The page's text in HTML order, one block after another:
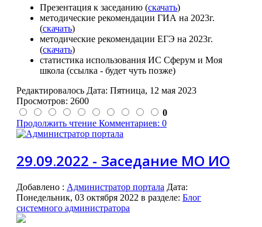
Презентация к заседанию (скачать)
методические рекомендации ГИА на 2023г.
(скачать)
методические рекомендации ЕГЭ на 2023г.
(скачать)
статистика использования ИС Сферум и Моя
школа (ссылка - будет чуть позже)
Редактировалось Дата: Пятница, 12 мая 2023
Просмотров: 2600
0
Продолжить чтение Комментариев: 0
29.09.2022 - Заседание МО ИО
Добавлено : Администратор портала Дата:
Понедельник, 03 октября 2022 в разделе: Блог
системного администратора